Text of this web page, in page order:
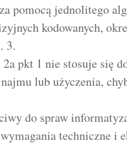
pomocą jednolitego
kodowanych,
3.
2a pkt 1 nie stosuje się
lub użyczenia,
do spraw
techniczne i